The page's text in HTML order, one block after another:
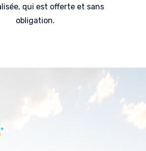
qui est offerte et sans
obligation.